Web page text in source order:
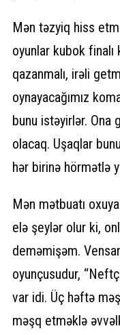
Mən təzyiq hiss
oyunlar kubok finalı
qazanmalı, irəli
oynayacağımız
bunu istəyirlər. Ona
olacaq. Uşaqlar
hər birinə hörmətlə
Mən mətbuatı
elə şeylər olur ki,
deməmişəm.
oyunçusudur,
var idi. Üç həftə
məşq etməklə